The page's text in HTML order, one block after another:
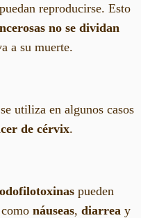
reproducirse. Esto
no se dividan
a su muerte.
utiliza en algunos casos
de cérvix.
pueden
náuseas, diarrea y